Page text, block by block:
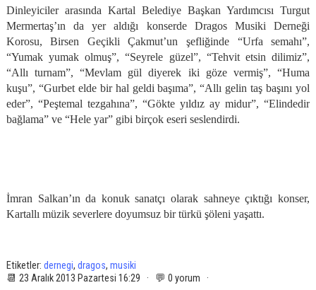
Dinleyiciler arasında Kartal Belediye Başkan Yardımcısı Turgut
Mermertaş’ın da yer aldığı konserde Dragos Musiki Derneği
Korosu, Birsen Geçikli Çakmut’un şefliğinde “Urfa semahı”,
“Yumak yumak olmuş”, “Seyrele güzel”, “Tehvit etsin dilimiz”,
“Allı turnam”, “Mevlam gül diyerek iki göze vermiş”, “Huma
kuşu”, “Gurbet elde bir hal geldi başıma”, “Allı gelin taş başını yol
eder”, “Peştemal tezgahına”, “Gökte yıldız ay midur”, “Elindedir
bağlama” ve “Hele yar” gibi birçok eseri seslendirdi.
İmran Salkan’ın da konuk sanatçı olarak sahneye çıktığı konser,
Kartallı müzik severlere doyumsuz bir türkü şöleni yaşattı.
Etiketler: dernegi, dragos, musiki
📆 23 Aralık 2013 Pazartesi 16:29 · 💬 0 yorum ·